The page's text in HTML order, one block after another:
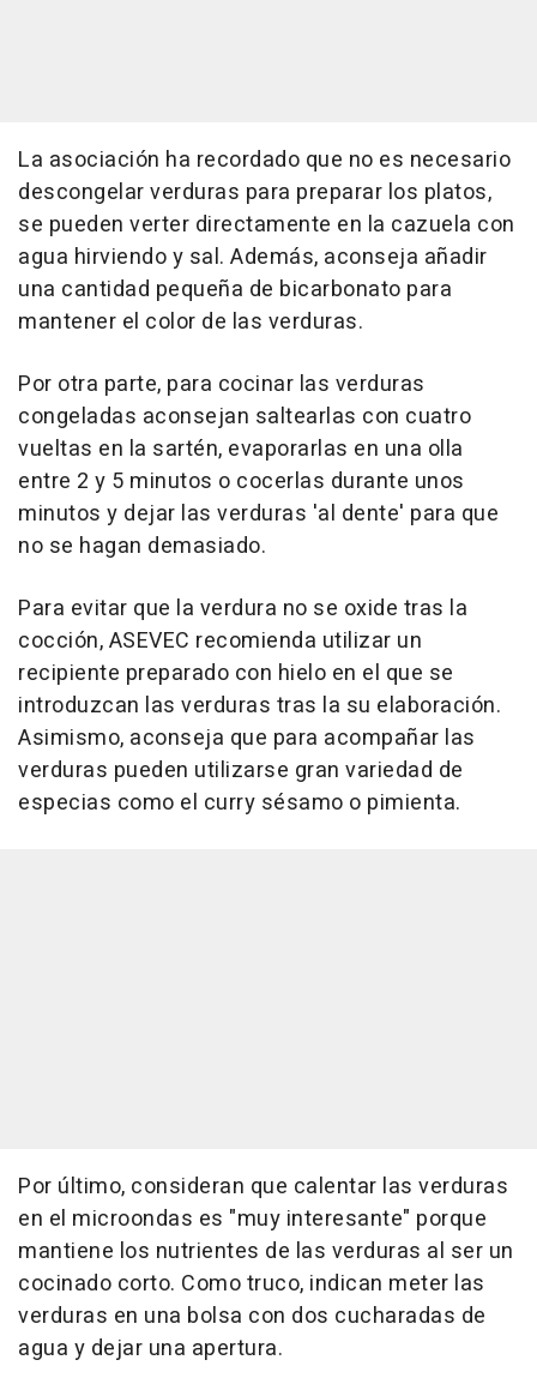
La asociación ha recordado que no es necesario
descongelar verduras para preparar los platos,
se pueden verter directamente en la cazuela con
agua hirviendo y sal. Además, aconseja añadir
una cantidad pequeña de bicarbonato para
mantener el color de las verduras.
Por otra parte, para cocinar las verduras
congeladas aconsejan saltearlas con cuatro
vueltas en la sartén, evaporarlas en una olla
entre 2 y 5 minutos o cocerlas durante unos
minutos y dejar las verduras 'al dente' para que
no se hagan demasiado.
Para evitar que la verdura no se oxide tras la
cocción, ASEVEC recomienda utilizar un
recipiente preparado con hielo en el que se
introduzcan las verduras tras la su elaboración.
Asimismo, aconseja que para acompañar las
verduras pueden utilizarse gran variedad de
especias como el curry sésamo o pimienta.
Por último, consideran que calentar las verduras
en el microondas es "muy interesante" porque
mantiene los nutrientes de las verduras al ser un
cocinado corto. Como truco, indican meter las
verduras en una bolsa con dos cucharadas de
agua y dejar una apertura.